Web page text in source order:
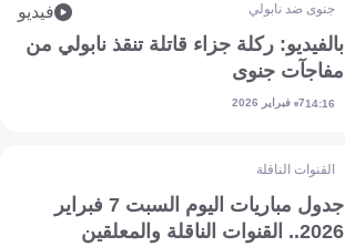
جنوى ضد نابولي فيديو
بالفيديو: ركلة جزاء قاتلة تنقذ نابولي من
مفاجآت جنوى
14:167 فبراير 2026
القنوات الناقلة
جدول مباريات اليوم السبت 7 فبراير
2026.. القنوات الناقلة والمعلقين